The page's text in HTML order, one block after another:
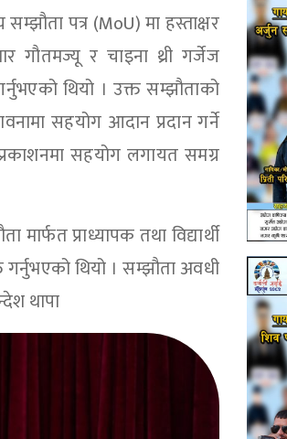
सम्झौता पत्र (MoU) मा हस्ताक्षर
गौतमज्यू र चाइना थ्री गर्जेज
थियो । उक्त सम्झौताको
सहयोग आदान प्रदान गर्ने
सहयोग लगायत समग्र
प्राध्यापक तथा विद्यार्थी
थियो । सम्झौता अवधी
थापा